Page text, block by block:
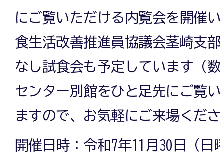
にご覧いただける内覧会を開催
食生活改善推進員協議会茎崎支
なし試食会も予定しています（
センター別館をひと足先にご覧
ますので、お気軽にご来場くだ
開催日時：令和7年11月30日（